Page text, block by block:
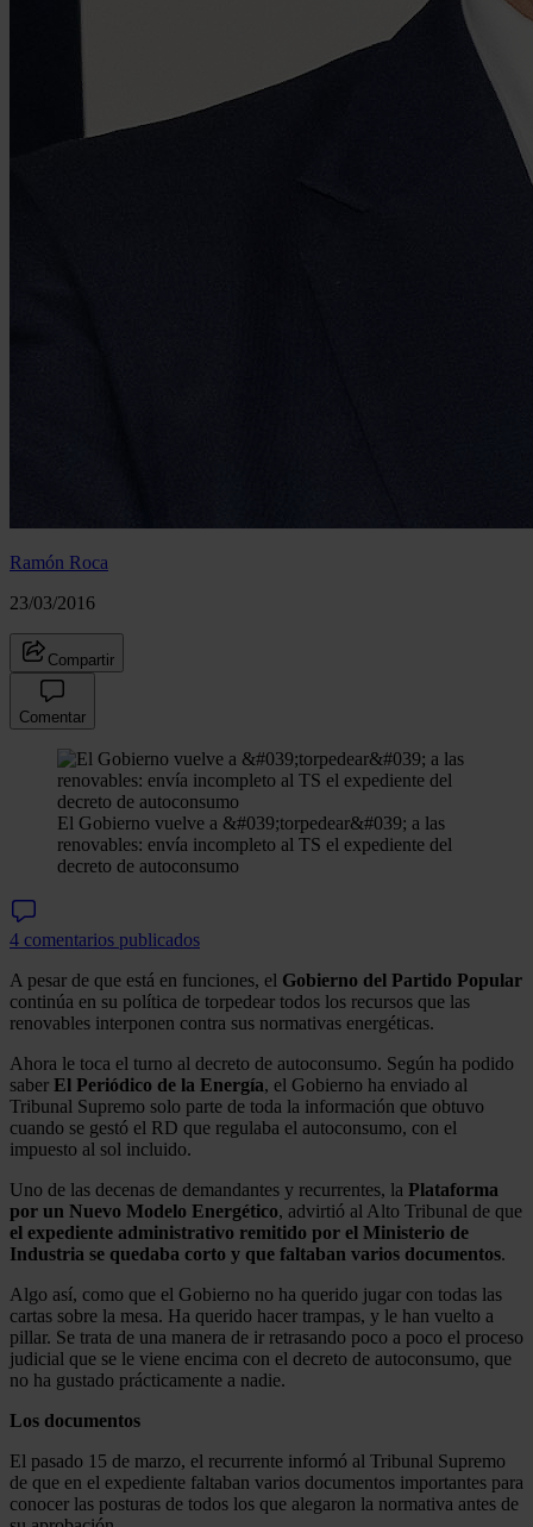
Ramón Roca
23/03/2016
Compartir
Comentar
El Gobierno vuelve a &#039;torpedear&#039; a las
renovables: envía incompleto al TS el expediente del
decreto de autoconsumo
4 comentarios publicados
A pesar de que está en funciones, el Gobierno del Partido Popular
continúa en su política de torpedear todos los recursos que las
renovables interponen contra sus normativas energéticas.
Ahora le toca el turno al decreto de autoconsumo. Según ha podido
saber El Periódico de la Energía, el Gobierno ha enviado al
Tribunal Supremo solo parte de toda la información que obtuvo
cuando se gestó el RD que regulaba el autoconsumo, con el
impuesto al sol incluido.
Uno de las decenas de demandantes y recurrentes, la Plataforma
por un Nuevo Modelo Energético, advirtió al Alto Tribunal de que
el expediente administrativo remitido por el Ministerio de
Industria se quedaba corto y que faltaban varios documentos.
Algo así, como que el Gobierno no ha querido jugar con todas las
cartas sobre la mesa. Ha querido hacer trampas, y le han vuelto a
pillar. Se trata de una manera de ir retrasando poco a poco el proceso
judicial que se le viene encima con el decreto de autoconsumo, que
no ha gustado prácticamente a nadie.
Los documentos
El pasado 15 de marzo, el recurrente informó al Tribunal Supremo
de que en el expediente faltaban varios documentos importantes para
conocer las posturas de todos los que alegaron la normativa antes de